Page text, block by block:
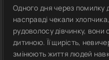
Одного дня через помилку
насправді чекали
рудоволосу дівчинку, вони
дитиною. Її щирість,
змінюють життя людей